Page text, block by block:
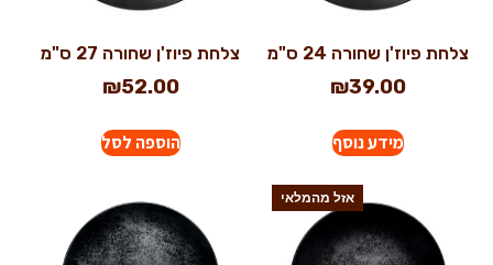
צלחת פיוז'ן שחורה 24 ס"מ
₪39.00
מידע נוסף
צלחת פיוז'ן שחורה 27 ס"מ
₪52.00
הוספה לסל
אזל מהמלאי